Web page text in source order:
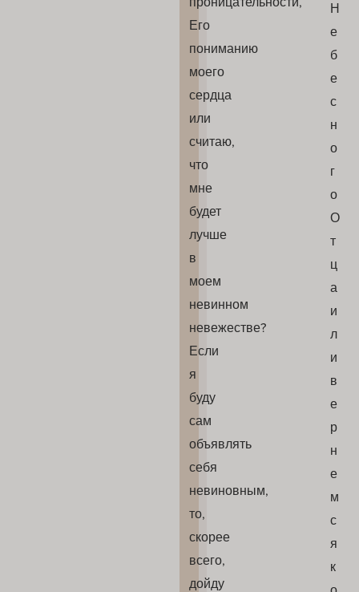
Его
пониманию
моего
сердца
или
считаю,
что
мне
будет
лучше
в
моем
невинном
невежестве?
Если
я
буду
сам
объявлять
себя
невиновным,
то,
скорее
всего,
дойду
Н
е
б
е
с
н
о
г
о
О
т
ц
а
и
л
и
в
е
р
н
е
м
с
я
к